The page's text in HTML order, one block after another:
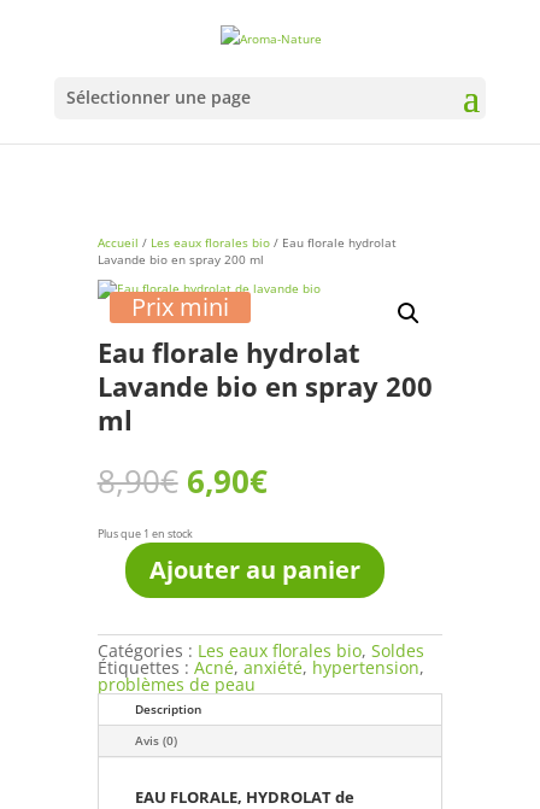
Sélectionner une page
Accueil / Les eaux florales bio/ Eau florale hydrolat
Lavande bio en spray 200 ml
Prix mini
Eau florale hydrolat
Lavande bio en spray 200
ml
8,90€ Le
prix
était :
8,90€.
6,90€Le
prix
6,90€.
Plus que 1 en stock
quantité
hydrolat
Lavande
bio
en
200
Ajouter au panier
Catégories : Les eaux florales bio, Soldes
Étiquettes : Acné, anxiété, hypertension,
problèmes de peau
Description
Avis (0)
EAU FLORALE, HYDROLAT de